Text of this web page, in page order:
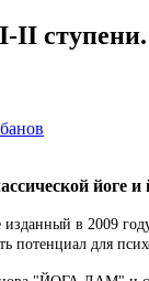
II
йоге
в 2009
для